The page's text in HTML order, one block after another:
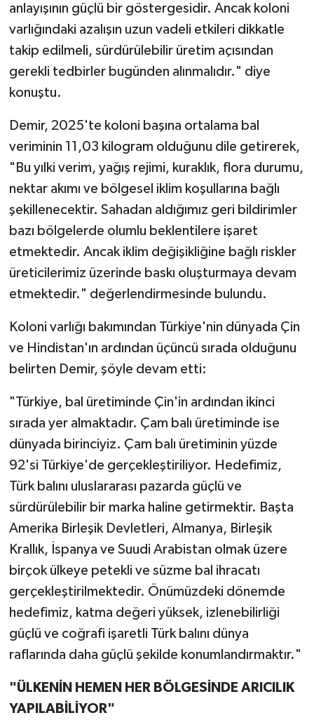
anlayışının güçlü bir göstergesidir. Ancak koloni
varlığındaki azalışın uzun vadeli etkileri dikkatle
takip edilmeli, sürdürülebilir üretim açısından
gerekli tedbirler bugünden alınmalıdır." diye
konuştu.
Demir, 2025'te koloni başına ortalama bal
veriminin 11,03 kilogram olduğunu dile getirerek,
"Bu yılki verim, yağış rejimi, kuraklık, flora durumu,
nektar akımı ve bölgesel iklim koşullarına bağlı
şekillenecektir. Sahadan aldığımız geri bildirimler
bazı bölgelerde olumlu beklentilere işaret
etmektedir. Ancak iklim değişikliğine bağlı riskler
üreticilerimiz üzerinde baskı oluşturmaya devam
etmektedir." değerlendirmesinde bulundu.
Koloni varlığı bakımından Türkiye'nin dünyada Çin
ve Hindistan'ın ardından üçüncü sırada olduğunu
belirten Demir, şöyle devam etti:
"Türkiye, bal üretiminde Çin'in ardından ikinci
sırada yer almaktadır. Çam balı üretiminde ise
dünyada birinciyiz. Çam balı üretiminin yüzde
92'si Türkiye'de gerçekleştiriliyor. Hedefimiz,
Türk balını uluslararası pazarda güçlü ve
sürdürülebilir bir marka haline getirmektir. Başta
Amerika Birleşik Devletleri, Almanya, Birleşik
Krallık, İspanya ve Suudi Arabistan olmak üzere
birçok ülkeye petekli ve süzme bal ihracatı
gerçekleştirilmektedir. Önümüzdeki dönemde
hedefimiz, katma değeri yüksek, izlenebilirliği
güçlü ve coğrafi işaretli Türk balını dünya
raflarında daha güçlü şekilde konumlandırmaktır."
"ÜLKENİN HEMEN HER BÖLGESİNDE ARICILIK
YAPILABİLİYOR"